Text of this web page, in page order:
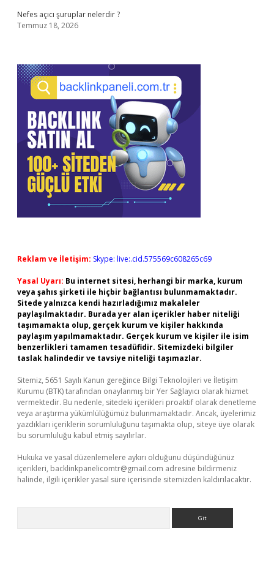
Nefes açıcı şuruplar nelerdir ?
Temmuz 18, 2026
Reklam ve İletişim: Skype: live:.cid.575569c608265c69
Yasal Uyarı: Bu internet sitesi, herhangi bir marka, kurum
veya şahıs şirketi ile hiçbir bağlantısı bulunmamaktadır.
Sitede yalnızca kendi hazırladığımız makaleler
paylaşılmaktadır. Burada yer alan içerikler haber niteliği
taşımamakta olup, gerçek kurum ve kişiler hakkında
paylaşım yapılmamaktadır. Gerçek kurum ve kişiler ile isim
benzerlikleri tamamen tesadüfidir. Sitemizdeki bilgiler
taslak halindedir ve tavsiye niteliği taşımazlar.
Sitemiz, 5651 Sayılı Kanun gereğince Bilgi Teknolojileri ve İletişim
Kurumu (BTK) tarafından onaylanmış bir Yer Sağlayıcı olarak hizmet
vermektedir. Bu nedenle, sitedeki içerikleri proaktif olarak denetleme
veya araştırma yükümlülüğümüz bulunmamaktadır. Ancak, üyelerimiz
yazdıkları içeriklerin sorumluluğunu taşımakta olup, siteye üye olarak
bu sorumluluğu kabul etmiş sayılırlar.
Hukuka ve yasal düzenlemelere aykırı olduğunu düşündüğünüz
içerikleri, backlinkpanelicomtr@gmail.com adresine bildirmeniz
halinde, ilgili içerikler yasal süre içerisinde sitemizden kaldırılacaktır.